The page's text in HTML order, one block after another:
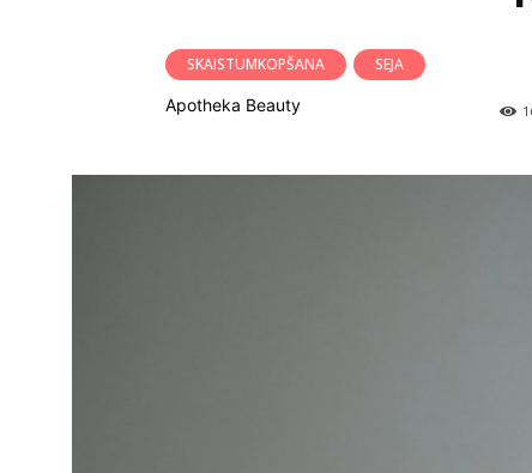
SKAISTUMKOPŠANA
SEJA
Apotheka Beauty